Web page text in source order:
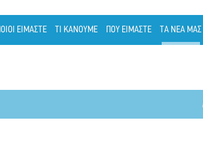
ΠΟΙΟΙ ΕΙΜΑΣΤΕ ΤΙ ΚΑΝΟΥΜΕ ΠΟΥ ΕΙΜΑΣΤΕ ΤΑ ΝΕΑ ΜΑΣ